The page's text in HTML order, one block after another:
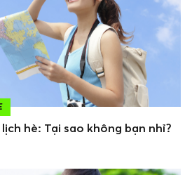
hè: Tại sao không bạn nhỉ?